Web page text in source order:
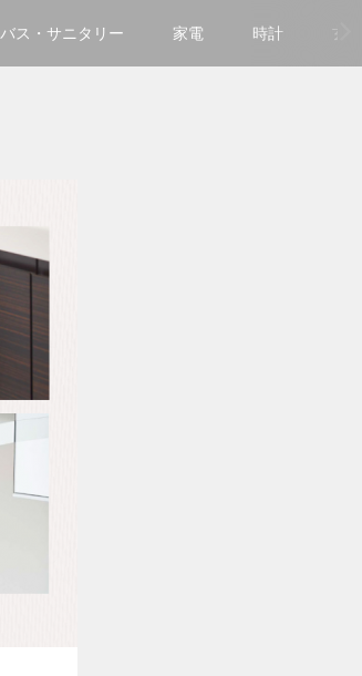
バス・サニタリー 家電 時計 玄